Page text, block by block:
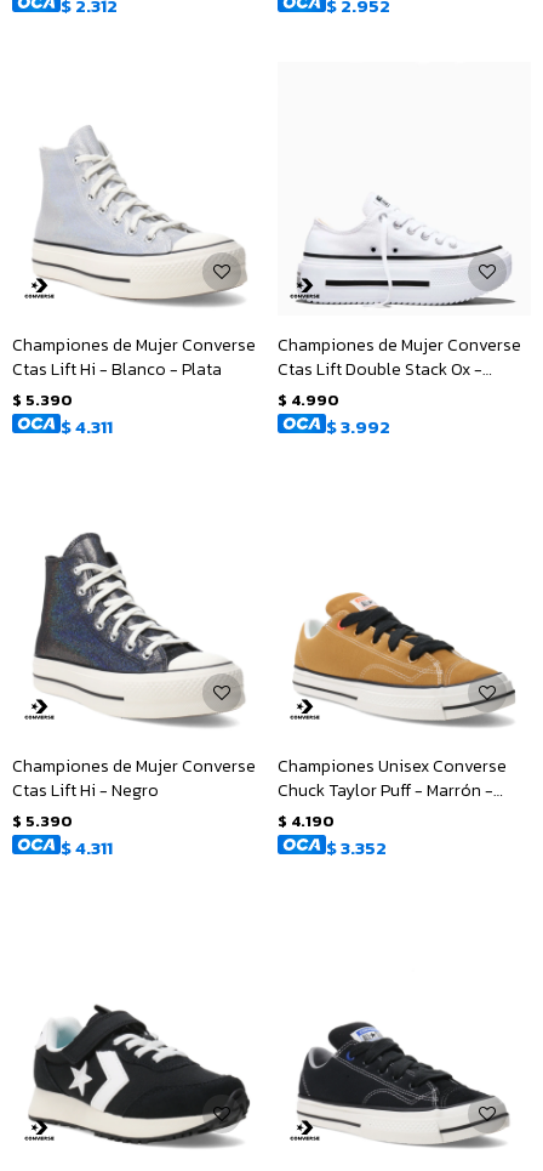
Championes de Mujer Converse
Ctas Lift Hi - Blanco - Plata
$ 5.390
$4.311
Championes de Mujer Converse
Ctas Lift Double Stack Ox -
Blanco - Negro
$ 4.990
$3.992
Championes de Mujer Converse
Ctas Lift Hi - Negro
$ 5.390
$4.311
Championes Unisex Converse
Chuck Taylor Puff - Marrón -
Amarillo Mostaza
$ 4.190
$3.352